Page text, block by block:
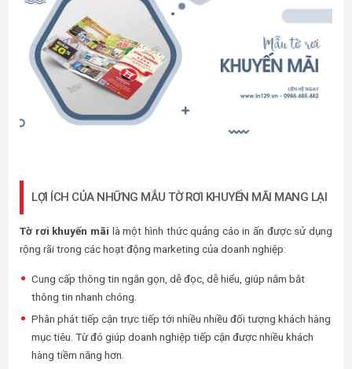
LỢI ÍCH CỦA NHỮNG MẪU TỜ RƠI KHUYẾN MÃI MANG LẠI
Tờ rơi khuyến mãi là một hình thức quảng cáo in ấn được sử dụng
rộng rãi trong các hoạt động marketing của doanh nghiệp:
Cung cấp thông tin ngắn gọn, dễ đọc, dễ hiểu, giúp nắm bắt
thông tin nhanh chóng.
Phân phát tiếp cận trực tiếp tới nhiều nhiều đối tượng khách hàng
mục tiêu. Từ đó giúp doanh nghiệp tiếp cận được nhiều khách
hàng tiềm năng hơn.